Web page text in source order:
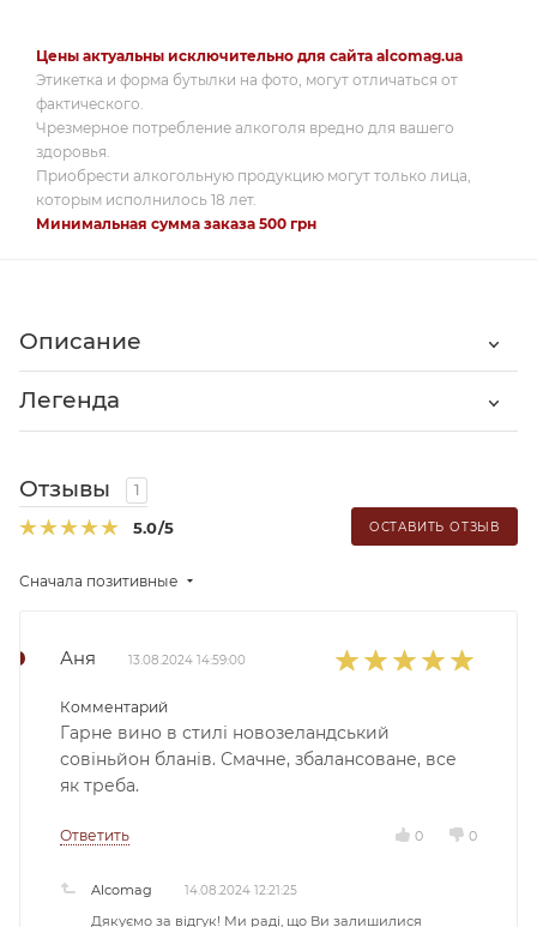
Цены актуальны исключительно для сайта alcomag.ua
Этикетка и форма бутылки на фото, могут отличаться от
фактического.
Чрезмерное потребление алкоголя вредно для вашего
здоровья.
Приобрести алкогольную продукцию могут только лица,
которым исполнилось 18 лет.
Минимальная сумма заказа 500 грн
Описание
Легенда
Отзывы 1
5.0/5 ОСТАВИТЬ ОТЗЫВ
Сначала позитивные
Аня 13.08.2024 14:59:00
Комментарий
Гарне вино в стилі новозеландський
совіньйон бланів. Смачне, збалансоване, все
як треба.
Ответить 0 0
Alcomag 14.08.2024 12:21:25
Дякуємо за відгук! Ми раді, що Ви залишилися